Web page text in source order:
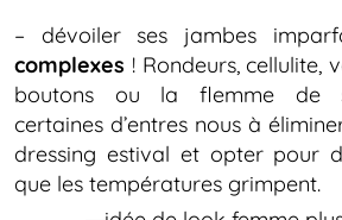
– dévoiler ses jambes
complexes ! Rondeurs, cellulite,
boutons ou la flemme de
certaines d’entres nous à
dressing estival et opter pour
que les températures grimpent.